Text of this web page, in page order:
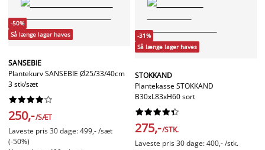
-50%
Så længe lager haves
SANSEBIE
Plantekurv SANSEBIE Ø25/33/40cm
3 stk/sæt






250,-/SÆT
Laveste pris 30 dage: 499,- /sæt
(-50%)
-31%
Så længe lager haves
STOKKAND
Plantekasse STOKKAND
B30xL83xH60 sort






275,-/STK.
Laveste pris 30 dage: 400,- /stk.